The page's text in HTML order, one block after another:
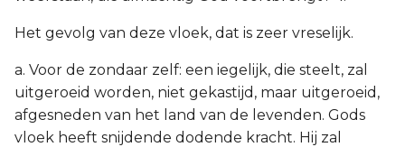
Het gevolg van deze vloek, dat is zeer vreselijk.
a. Voor de zondaar zelf: een iegelijk, die steelt, zal
uitgeroeid worden, niet gekastijd, maar uitgeroeid,
afgesneden van het land van de levenden. Gods
vloek heeft snijdende dodende kracht. Hij zal